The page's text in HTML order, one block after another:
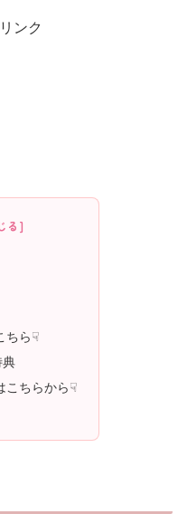
ンク
ちら☟
典
こちらから☟